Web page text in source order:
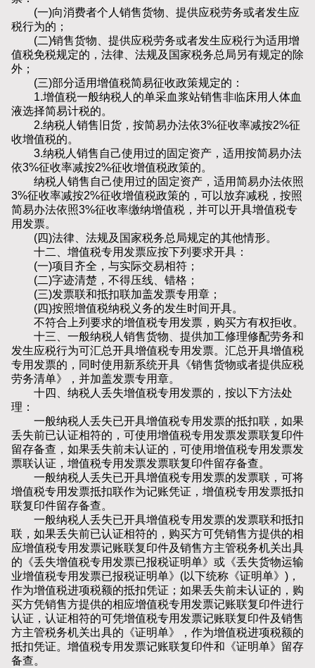
(一)向消费者个人销售货物、提供应税劳务或者发生应
税行为的；
(二)销售货物、提供应税劳务或者发生应税行为适用增
值税免税规定的，法律、法规及国家税务总局另有规定的除
外；
(三)部分适用增值税简易征收政策规定的：
1.增值税一般纳税人的单采血浆站销售非临床用人体血
液选择简易计税的。
2.纳税人销售旧货，按简易办法依3%征收率减按2%征
收增值税的。
3.纳税人销售自己使用过的固定资产，适用按简易办法
依3%征收率减按2%征收增值税政策的。
纳税人销售自己使用过的固定资产，适用简易办法依照
3%征收率减按2%征收增值税政策的，可以放弃减税，按照
简易办法依照3%征收率缴纳增值税，并可以开具增值税专
用发票。
(四)法律、法规及国家税务总局规定的其他情形。
十二、增值税专用发票应按下列要求开具：
(一)项目齐全，与实际交易相符；
(二)字迹清楚，不得压线、错格；
(三)发票联和抵扣联加盖发票专用章；
(四)按照增值税纳税义务的发生时间开具。
不符合上列要求的增值税专用发票，购买方有权拒收。
十三、一般纳税人销售货物、提供加工修理修配劳务和
发生应税行为可汇总开具增值税专用发票。汇总开具增值税
专用发票的，同时使用新系统开具《销售货物或者提供应税
劳务清单》，并加盖发票专用章。
十四、纳税人丢失增值税专用发票的，按以下方法处
理：
一般纳税人丢失已开具增值税专用发票的抵扣联，如果
丢失前已认证相符的，可使用增值税专用发票发票联复印件
留存备查，如果丢失前未认证的，可使用增值税专用发票发
票联认证，增值税专用发票发票联复印件留存备查。
一般纳税人丢失已开具增值税专用发票的发票联，可将
增值税专用发票抵扣联作为记账凭证，增值税专用发票抵扣
联复印件留存备查。
一般纳税人丢失已开具增值税专用发票的发票联和抵扣
联，如果丢失前已认证相符的，购买方可凭销售方提供的相
应增值税专用发票记账联复印件及销售方主管税务机关出具
的《丢失增值税专用发票已报税证明单》或《丢失货物运输
业增值税专用发票已报税证明单》(以下统称《证明单》)，
作为增值税进项税额的抵扣凭证；如果丢失前未认证的，购
买方凭销售方提供的相应增值税专用发票记账联复印件进行
认证，认证相符的可凭增值税专用发票记账联复印件及销售
方主管税务机关出具的《证明单》，作为增值税进项税额的
抵扣凭证。增值税专用发票记账联复印件和《证明单》留存
备查。